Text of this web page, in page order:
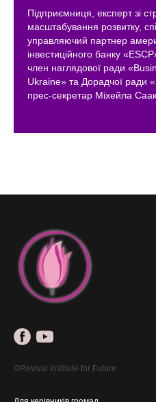
Підприємниця, експерт зі
масштабування розвитку,
управляючий партнер
інвестиційного банку
член наглядової ради
Ukraine» та Дорадчої ради
прес-секретар Міхейла
©Revival Institute for Future